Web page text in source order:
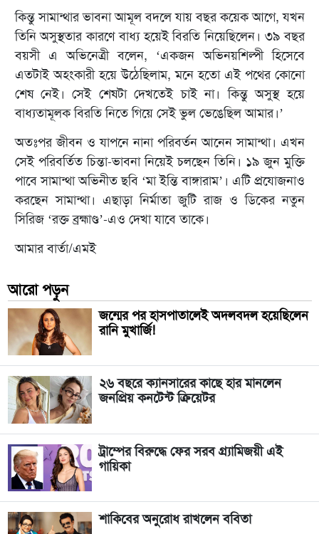
কিন্তু সামান্থার ভাবনা আমূল বদলে যায় বছর কয়েক আগে, যখন
তিনি অসুস্থতার কারণে বাধ্য হয়েই বিরতি নিয়েছিলেন। ৩৯ বছর
বয়সী এ অভিনেত্রী বলেন, ‘একজন অভিনয়শিল্পী হিসেবে
এতটাই অহংকারী হয়ে উঠেছিলাম, মনে হতো এই পথের কোনো
শেষ নেই। সেই শেষটা দেখতেই চাই না। কিন্তু অসুস্থ হয়ে
বাধ্যতামূলক বিরতি নিতে গিয়ে সেই ভুল ভেঙেছিল আমার।’
অতঃপর জীবন ও যাপনে নানা পরিবর্তন আনেন সামান্থা। এখন
সেই পরিবর্তিত চিন্তা-ভাবনা নিয়েই চলছেন তিনি। ১৯ জুন মুক্তি
পাবে সামান্থা অভিনীত ছবি ‘মা ইন্তি বাঙ্গারাম’। এটি প্রযোজনাও
করছেন সামান্থা। এছাড়া নির্মাতা জুটি রাজ ও ডিকের নতুন
সিরিজ ‘রক্ত ব্রহ্মাণ্ড’-এও দেখা যাবে তাকে।
আমার বার্তা/এমই
আরো পড়ুন
জন্মের পর হাসপাতালেই অদলবদল হয়েছিলেন
রানি মুখার্জি!
২৬ বছরে ক্যানসারের কাছে হার মানলেন
জনপ্রিয় কনটেন্ট ক্রিয়েটর
ট্রাম্পের বিরুদ্ধে ফের সরব গ্র্যামিজয়ী এই
গায়িকা
শাকিবের অনুরোধ রাখলেন ববিতা